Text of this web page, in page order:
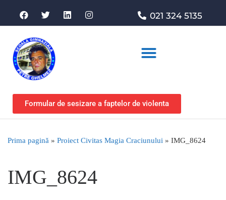
021 324 5135
Formular de sesizare a faptelor de violenta
Prima pagină » Proiect Civitas Magia Craciunului » IMG_8624
IMG_8624